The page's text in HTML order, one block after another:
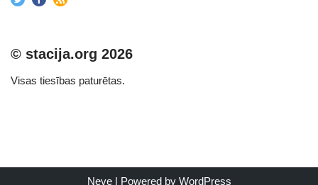
© stacija.org 2026
Visas tiesības paturētas.
Neve| Powered by WordPress